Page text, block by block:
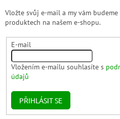
Vložte svůj e-mail a my vám
produktech na našem e-shopu.
E-mail
Vložením e-mailu souhlasíte s
údajů
PŘIHLÁSIT SE